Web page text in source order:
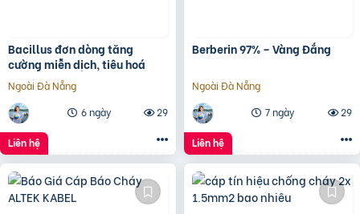
Bacillus đơn dòng tăng
cường miễn dịch, tiêu hoá
Ngoài Đà Nẵng
6 ngày
29
Liên hệ
Berberin 97% – Vàng Đắng
Ngoài Đà Nẵng
7 ngày
29
Liên hệ